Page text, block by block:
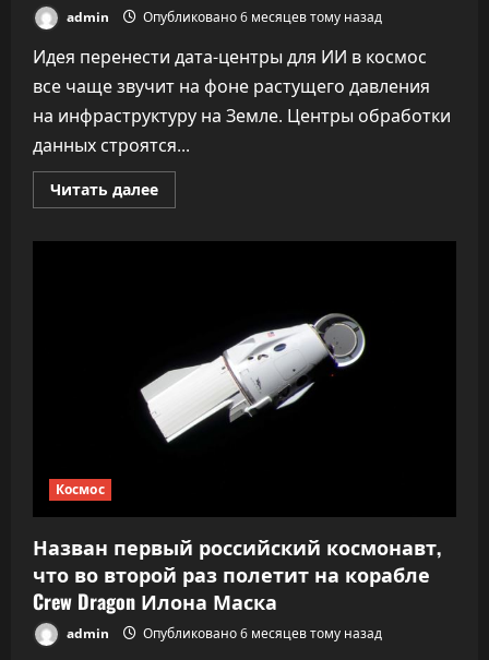
admin Опубликовано 6 месяцев тому назад
Идея перенести дата-центры для ИИ в космос
все чаще звучит на фоне растущего давления
на инфраструктуру на Земле. Центры обработки
данных строятся...
Читать далееПрочитать
больше
говорит,
что
«это
просто
смешно»
Космос
Назван первый российский космонавт,
что во второй раз полетит на корабле
Crew Dragon Илона Маска
admin Опубликовано 6 месяцев тому назад